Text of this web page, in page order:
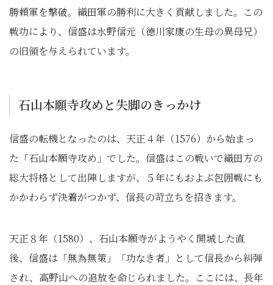
勝頼軍を撃破。織田軍の勝利に大きく貢献しました。この
戦功により、信盛は水野信元（徳川家康の生母の異母兄）
の旧領を与えられています。
石山本願寺攻めと失脚のきっかけ
信盛の転機となったのは、天正４年（1576）から始まっ
た「石山本願寺攻め」でした。信盛はこの戦いで織田方の
総大将格として出陣しますが、５年にもおよぶ包囲戦にも
かかわらず決着がつかず、信長の苛立ちを招きます。
天正８年（1580）、石山本願寺がようやく開城した直
後、信盛は「無為無策」「功なき者」として信長から糾弾
され、高野山への追放を命じられました。ここには、長年